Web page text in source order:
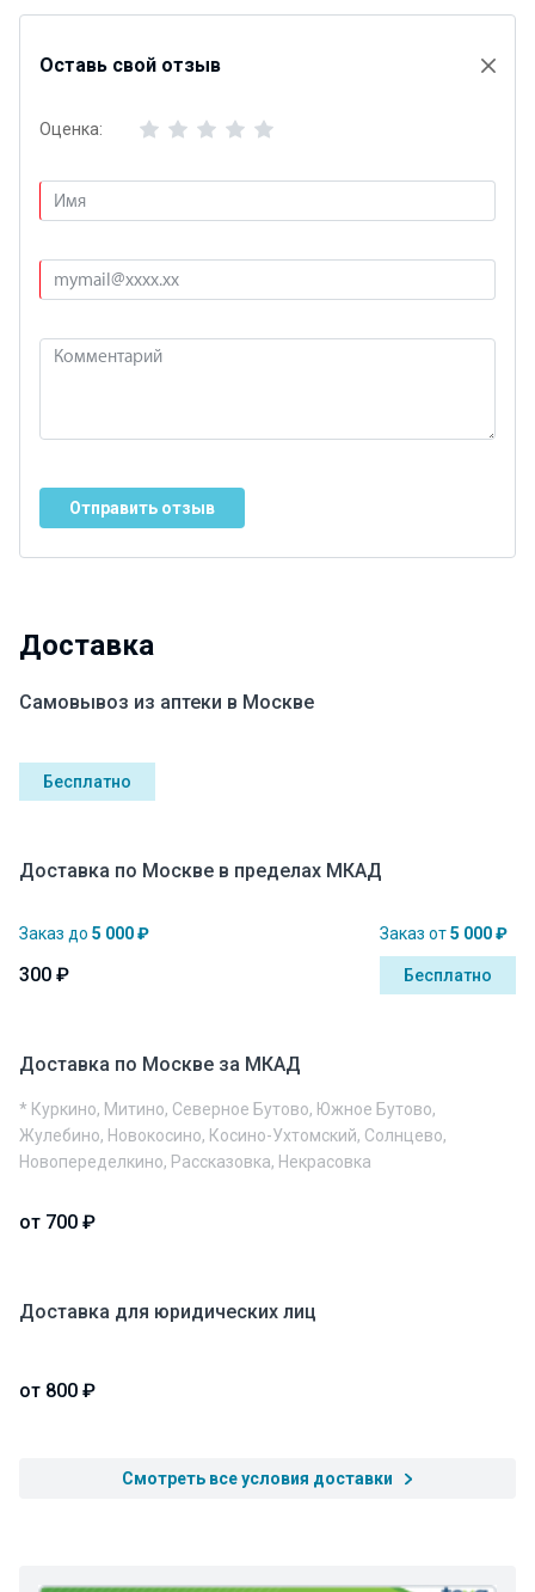
Оставь свой отзыв
Оценка:
Отправить отзыв
Доставка
Самовывоз из аптеки в Москве
Бесплатно
Доставка по Москве в пределах МКАД
Заказ до 5 000 ₽
300 ₽
Заказ от5 000 ₽
Бесплатно
Доставка по Москве за МКАД
* Куркино, Митино, Северное Бутово, Южное Бутово,
Жулебино, Новокосино, Косино-Ухтомский, Солнцево,
Новопеределкино, Рассказовка, Некрасовка
от 700 ₽
Доставка для юридических лиц
от 800 ₽
Смотреть все условия доставки